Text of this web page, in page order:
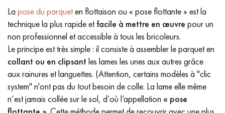
La pose du parqueten flottaison ou « pose flottante » est la
technique la plus rapide et facile à mettre en œuvre pour un
non professionnel et accessible à tous les bricoleurs.
Le principe est très simple : il consiste à assembler le parquet en
collant ou en clipsant les lames les unes aux autres grâce
aux rainures et languettes. (Attention, certains modèles à "clic
system" n'ont pas du tout besoin de colle. La lame elle même
n’est jamais collée sur le sol, d’où l’appellation « pose